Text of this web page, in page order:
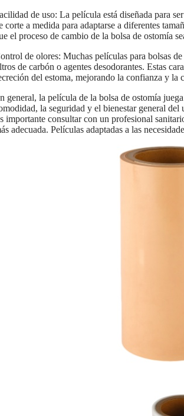
de uso: La película está diseñada para
corte a medida para adaptarse a diferentes
el proceso de cambio de la bolsa de ostomía
de olores: Muchas películas para bolsas
de carbón o agentes desodorantes. Estas
del estoma, mejorando la confianza y la
general, la película de la bolsa de ostomía
la seguridad y el bienestar general del
importante consultar con un profesional
adecuada. Películas adaptadas a las